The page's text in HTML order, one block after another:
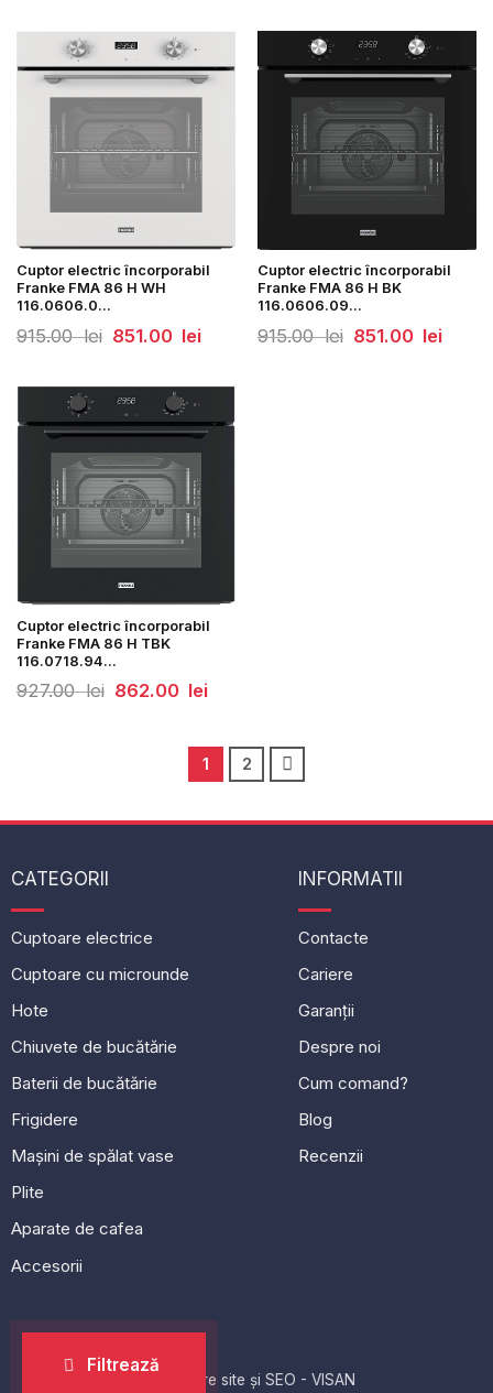
Filtrează
880.00
lei.
lei.
Cuptor electric încorporabil
Franke FMA 86 H WH
116.0606.0...
915.00lei Prețul
inițial
915.00
lei.
851.00 leiPrețul
curent
lei.
Cuptor electric încorporabil
Franke FMA 86 H BK
116.0606.09...
915.00lei Prețul
inițial
851.00 leiPrețul
curent
Cuptor electric încorporabil
Franke FMA 86 H TBK
116.0718.94...
927.00lei Prețul
inițial
862.00 leiPrețul
curent
1 2
CATEGORII
Cuptoare electrice
Cuptoare cu microunde
Hote
Chiuvete de bucătărie
Baterii de bucătărie
Frigidere
Mașini de spălat vase
Plite
Aparate de cafea
Accesorii
INFORMATII
Contacte
Cariere
Garanții
Despre noi
Cum comand?
Blog
Recenzii
Dezvoltare site și SEO - VISAN